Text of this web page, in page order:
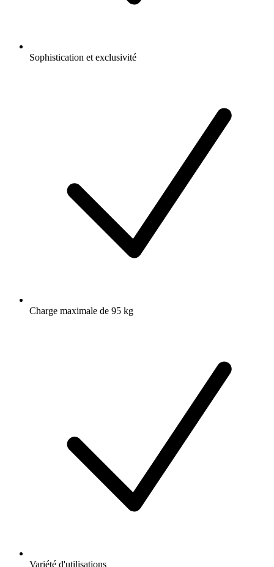
Sophistication et exclusivité
Charge maximale de 95 kg
Variété d'utilisations